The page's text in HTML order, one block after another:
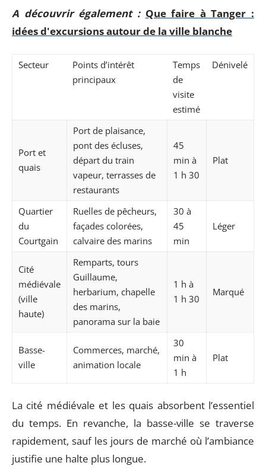
A découvrir également : Que faire à Tanger :
idées d'excursions autour de la ville blanche
Secteur
Points d’intérêt
principaux
Temps
de
visite
estimé
Dénivelé
Port et
quais
Port de plaisance,
pont des écluses,
départ du train
vapeur, terrasses de
restaurants
45
min à
1 h 30
Plat
Quartier
du
Courtgain
Ruelles de pêcheurs,
façades colorées,
calvaire des marins
30 à
45
min
Léger
Cité
médiévale
(ville
haute)
Remparts, tours
Guillaume,
herbarium, chapelle
des marins,
panorama sur la baie
1 h à
1 h 30
Marqué
Basse-
ville
Commerces, marché,
animation locale
30
min à
1 h
Plat
La cité médiévale et les quais absorbent l’essentiel
du temps. En revanche, la basse-ville se traverse
rapidement, sauf les jours de marché où l’ambiance
justifie une halte plus longue.